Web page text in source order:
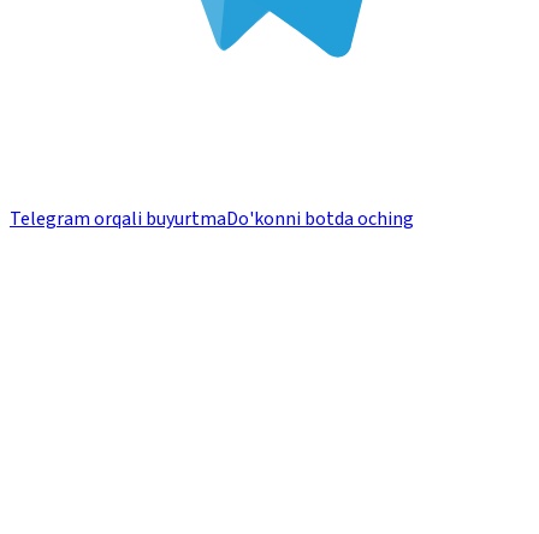
Telegram orqali buyurtmaDo'konni botda oching